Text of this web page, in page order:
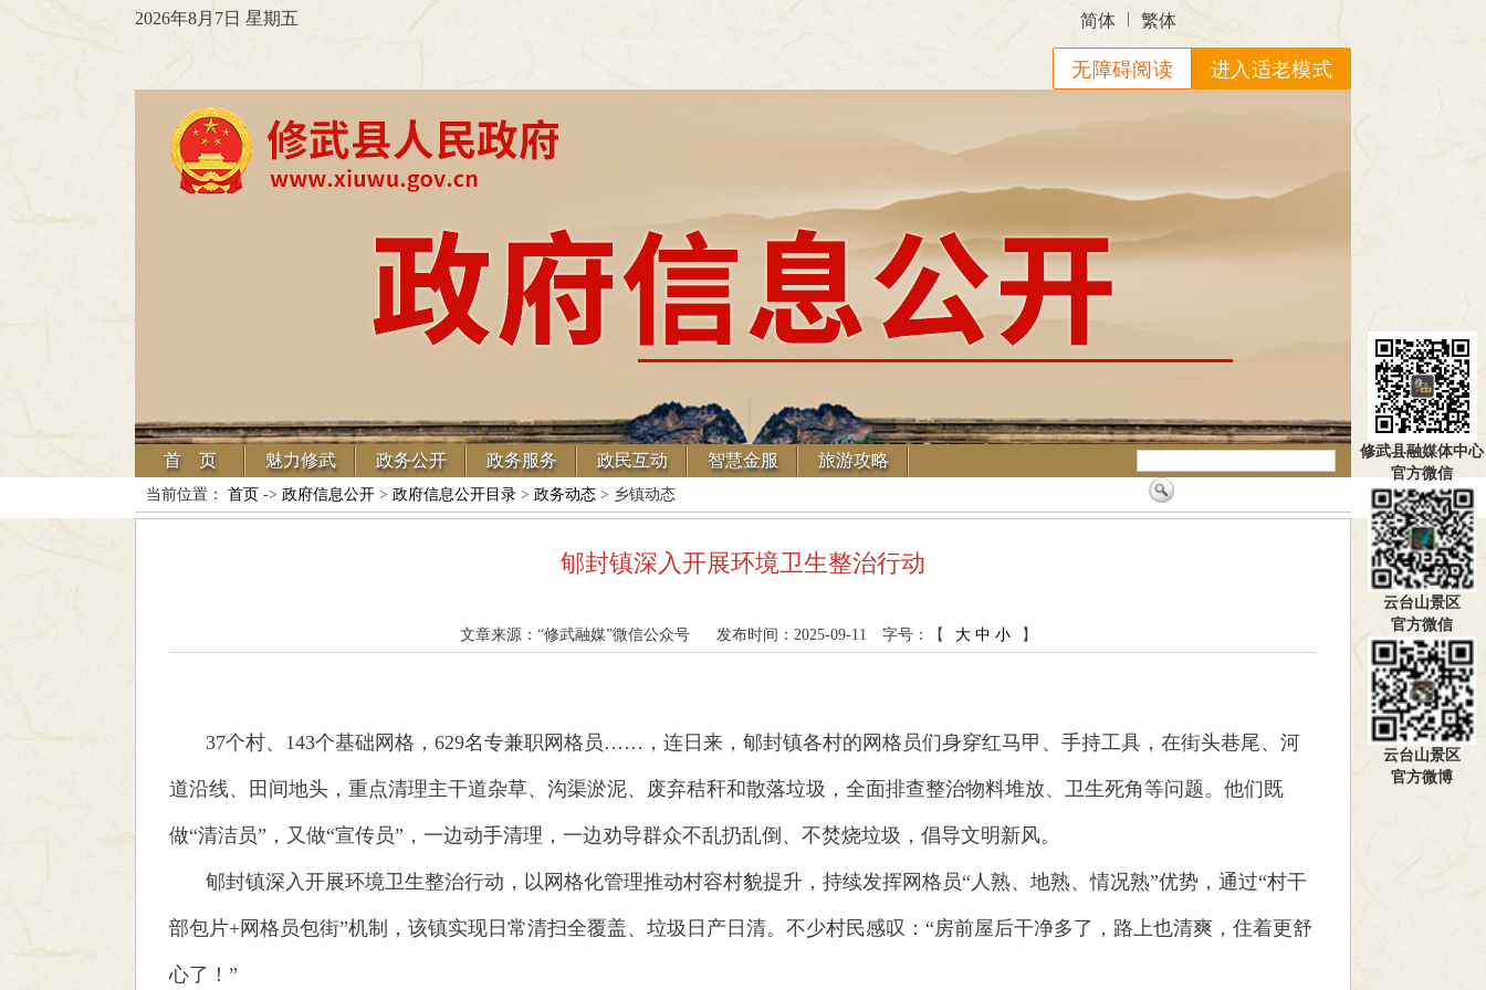
2026年8月7日 星期五 简体 繁体
进入适老模式
无障碍阅读
首 页 魅力修武 政务公开 政务服务 政民互动 智慧金服 旅游攻略
当前位置： 首页 -> 政府信息公开 > 政府信息公开目录 > 政务动态 > 乡镇动态
郇封镇深入开展环境卫生整治行动
文章来源：“修武融媒”微信公众号 发布时间：2025-09-11 字号：【 大 中 小 】
37个村、143个基础网格，629名专兼职网格员……，连日来，郇封镇各村的网格员们身穿红马甲、手持工具，在街头巷尾、河
道沿线、田间地头，重点清理主干道杂草、沟渠淤泥、废弃秸秆和散落垃圾，全面排查整治物料堆放、卫生死角等问题。他们既
做“清洁员”，又做“宣传员”，一边动手清理 ，一边劝导群众不乱扔乱倒、不焚烧垃圾，倡导文明新风。
郇封镇深入开展环境卫生整治行动，以网格化管理推动村容村貌提升，持续发挥网格员“人熟、地熟、情况熟”优势，通过“村干
部包片+网格员包街”机制，该镇实现日常清扫全覆盖、垃圾日产日清。不少村民感叹：“房前屋后干净多了，路上也清爽，住着更舒
心了！”
修武县融媒体中心
官方微信
云台山景区
官方微信
云台山景区
官方微博